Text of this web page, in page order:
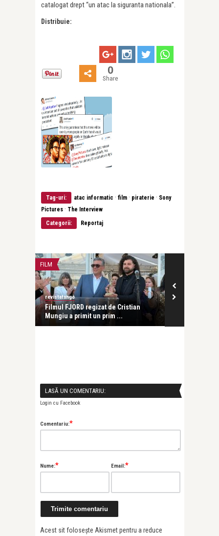
catalogat drept “un atac la siguranta nationala”.
Distribuie:
0
Share
Tag-uri: atac informatic · film · piraterie · Sony
Pictures · The Interview
Categorii:
Reportaj
FILM
revistatango
Filmul FJORD regizat de Cristian
Mungiu a primit un prim ...
LASĂ UN COMENTARIU:
Login cu Facebook
Comentariu:*
Nume:* Email:*
Acest sit folosește Akismet pentru a reduce